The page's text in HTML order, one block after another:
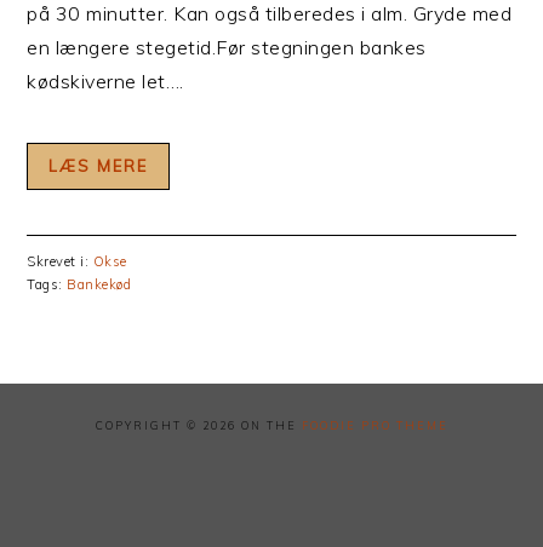
på 30 minutter. Kan også tilberedes i alm. Gryde med
en længere stegetid.Før stegningen bankes
kødskiverne let….
LÆS MERE
Skrevet i: Okse
Tags: Bankekød
COPYRIGHT © 2026 ON THE FOODIE PRO THEME